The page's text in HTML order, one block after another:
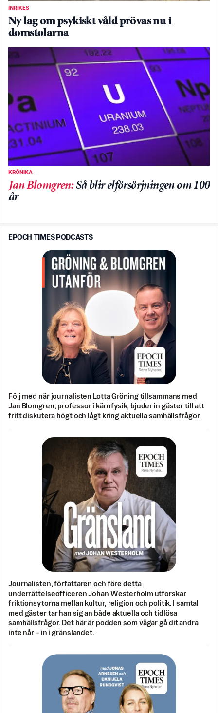
INRIKES
Ny lag om psykiskt våld prövas nu i
domstolarna
KRÖNIKA
Jan Blomgren:Så blir elförsörjningen om 100
år
EPOCH TIMES PODCASTS
Följ med när journalisten Lotta Gröning tillsammans med
Jan Blomgren, professor i kärnfysik, bjuder in gäster till att
fritt diskutera högt och lågt kring aktuella samhällsfrågor.
Journalisten, författaren och före detta
underrättelseofficeren Johan Westerholm utforskar
friktionsytorna mellan kultur, religion och politik. I samtal
med gäster tar han sig an både aktuella och tidlösa
samhällsfrågor. Det här är podden som vågar gå dit andra
inte når – in i gränslandet.